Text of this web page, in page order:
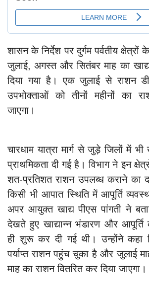
शासन के निर्देश पर दुर्गम पर्वतीय क्षेत्रों
जुलाई, अगस्त और सितंबर माह का
दिया गया है। एक जुलाई से राशन
उपभोक्ताओं को तीनों महीनों का
जाएगा।
चारधाम यात्रा मार्ग से जुड़े जिलों में भी
प्राथमिकता दी गई है। विभाग ने इन
शत-प्रतिशत राशन उपलब्ध कराने का
किसी भी आपात स्थिति में आपूर्ति
अपर आयुक्त खाद्य पीएस पांगती ने
देखते हुए खाद्यान्न भंडारण और आपूर्ति
ही शुरू कर दी गई थी। उन्होंने कहा
पर्याप्त राशन पहुंच चुका है और जुलाई
माह का राशन वितरित कर दिया जाएगा।